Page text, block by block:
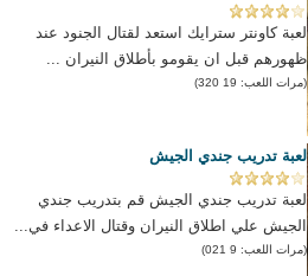
لعبة كاونتر سترايك استعد لقتال الجنود عند
ظهورهم قبل ان يقومو بأطلاق النيران ...
(مرات اللعب: 19 320)
لعبة تدريب جندي الجيش
لعبة تدريب جندي الجيش قم بتدريب جندي
الجيش علي اطلاق النيران وقتال الاعداء في...
(مرات اللعب: 9 021)